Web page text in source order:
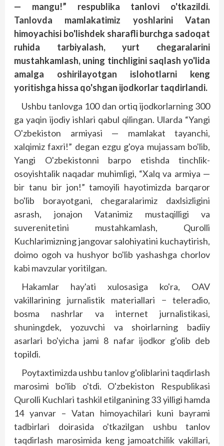
— mangu!” respublika tanlovi o'tkazildi.
Tanlovda mamlakatimiz yoshlarini Vatan
himoyachisi bo'lishdek sharafli burchga sadoqat
ruhida tarbiyalash, yurt chegaralarini
mustahkamlash, uning tinchligini saqlash yo'lida
amalga oshirilayotgan islohotlarni keng
yoritishga hissa qo'shgan ijodkorlar taqdirlandi.
Ushbu tanlovga 100 dan ortiq ijodkorlarning 300
ga yaqin ijodiy ishlari qabul qilingan. Ularda “Yangi
O'zbekiston armiyasi — mamlakat tayanchi,
xalqimiz faxri!” degan ezgu g'oya mujassam bo'lib,
Yangi O'zbekistonni barpo etishda tinchlik-
osoyishtalik naqadar muhimligi, “Xalq va armiya —
bir tanu bir jon!” tamoyili hayotimizda barqaror
bo'lib borayotgani, chegaralarimiz daxlsizligini
asrash, jonajon Vatanimiz mustaqilligi va
suverenitetini mustahkamlash, Qurolli
Kuchlarimizning jangovar salohiyatini kuchaytirish,
doimo ogoh va hushyor bo'lib yashashga chorlov
kabi mavzular yoritilgan.
Hakamlar hay'ati xulosasiga ko'ra, OAV
vakillarining jurnalistik materiallari − teleradio,
bosma nashrlar va internet jurnalistikasi,
shuningdek, yozuvchi va shoirlarning badiiy
asarlari bo'yicha jami 8 nafar ijodkor g'olib deb
topildi.
Poytaxtimizda ushbu tanlov g'oliblarini taqdirlash
marosimi bo'lib o'tdi. O'zbekiston Respublikasi
Qurolli Kuchlari tashkil etilganining 33 yilligi hamda
14 yanvar – Vatan himoyachilari kuni bayrami
tadbirlari doirasida o'tkazilgan ushbu tanlov
taqdirlash marosimida keng jamoatchilik vakillari,